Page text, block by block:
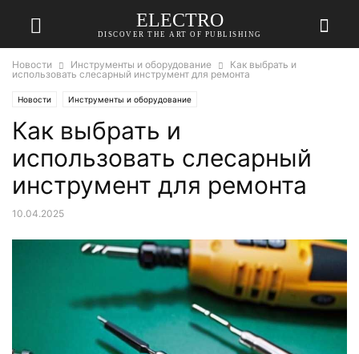
ELECTRO
DISCOVER THE ART OF PUBLISHING
Новости Инструменты и оборудование
Как выбрать и
использовать слесарный инструмент для ремонта
Новости Инструменты и оборудование
Как выбрать и
использовать слесарный
инструмент для ремонта
10.04.2025